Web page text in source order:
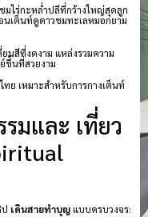
ไร่กะหล่ำปลีที่กว้างใหญ่สุดลูก
เต็นท์ดูดาวชมทะเลหมอกยาม
นสีที่งดงาม แหล่งรวมความ
ขึ้นที่สวยงาม
ย เหมาะสำหรับการกางเต็นท์
มและ เที่ยว
เดินสายทำบุญแบบครบวงจร: